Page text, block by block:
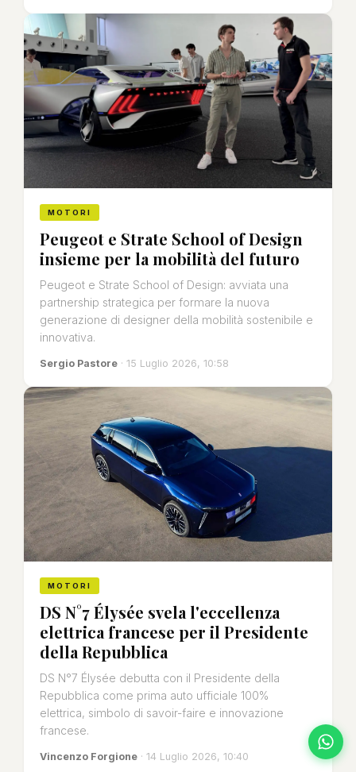
MOTORI
Peugeot e Strate School of Design
insieme per la mobilità del futuro
Peugeot e Strate School of Design: avviata una
partnership strategica per formare la nuova
generazione di designer della mobilità sostenibile e
innovativa.
Sergio Pastore · 15 Luglio 2026, 10:58
MOTORI
DS N°7 Élysée svela l'eccellenza
elettrica francese per il Presidente
della Repubblica
DS N°7 Élysée debutta con il Presidente della
Repubblica come prima auto ufficiale 100%
elettrica, simbolo di savoir-faire e innovazione
francese.
Vincenzo Forgione · 14 Luglio 2026, 10:40